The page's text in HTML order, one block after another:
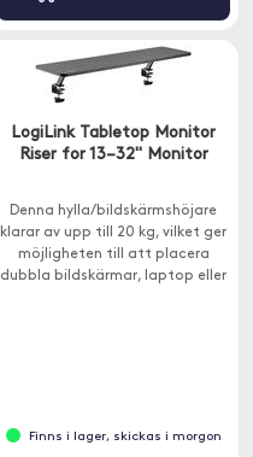
LogiLink Tabletop Monitor
Riser for 13–32" Monitor
Denna hylla/bildskärmshöjare
klarar av upp till 20 kg, vilket ger
möjligheten till att placera
dubbla bildskärmar, laptop eller
Finns i lager, skickas i morgon